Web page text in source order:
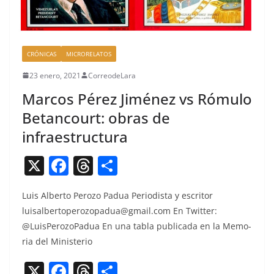
CRÓNICAS MICRORELATOS
23 enero, 2021 CorreodeLara
Marcos Pérez Jiménez vs Rómulo
Betancourt: obras de
infraestructura
X F
c
e
b
o
T
re
a
s
o
m
p
Luis Alber­to Per­o­zo Pad­ua Peri­odista y escritor
luisalbertoperozopadua@gmail.com En Twit­ter:
@LuisPerozoPadua En una tabla pub­li­ca­da en la Memo­
ria del Ministerio